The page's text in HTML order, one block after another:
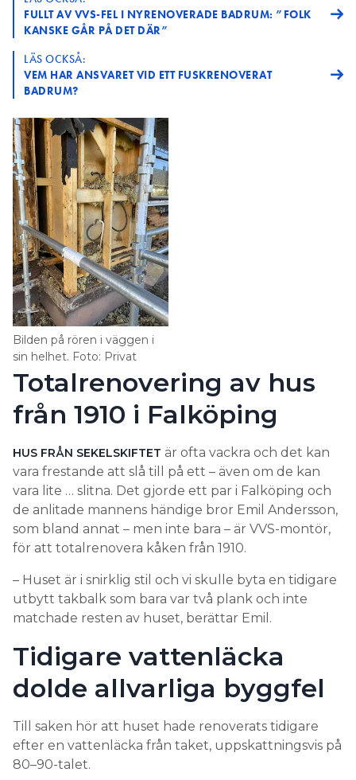
FULLT AV VVS-FEL I NYRENOVERADE BADRUM: ”FOLK
KANSKE GÅR PÅ DET DÄR”
LÄS OCKSÅ:
VEM HAR ANSVARET VID ETT FUSKRENOVERAT
BADRUM?
Bilden på rören i väggen i
sin helhet. Foto: Privat
Totalrenovering av hus
från 1910 i Falköping
HUS FRÅN SEKELSKIFTET är ofta vackra och det kan
vara frestande att slå till på ett – även om de kan
vara lite … slitna. Det gjorde ett par i Falköping och
de anlitade mannens händige bror Emil Andersson,
som bland annat – men inte bara – är VVS-montör,
för att totalrenovera kåken från 1910.
– Huset är i snirklig stil och vi skulle byta en tidigare
utbytt takbalk som bara var två plank och inte
matchade resten av huset, berättar Emil.
Tidigare vattenläcka
dolde allvarliga byggfel
Till saken hör att huset hade renoverats tidigare
efter en vattenläcka från taket, uppskattningsvis på
80–90-talet.